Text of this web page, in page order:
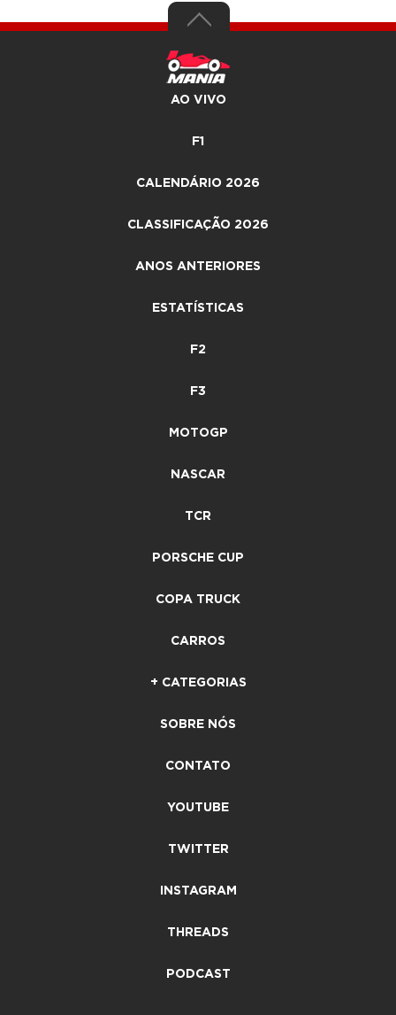
AO VIVO
F1
CALENDÁRIO 2026
CLASSIFICAÇÃO 2026
ANOS ANTERIORES
ESTATÍSTICAS
F2
F3
MOTOGP
NASCAR
TCR
PORSCHE CUP
COPA TRUCK
CARROS
+ CATEGORIAS
SOBRE NÓS
CONTATO
YOUTUBE
TWITTER
INSTAGRAM
THREADS
PODCAST